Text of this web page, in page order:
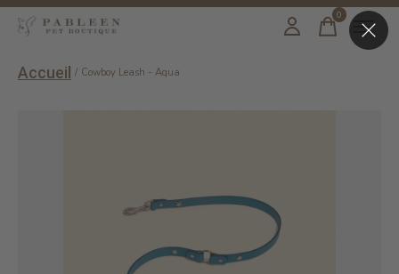
0items
Accueil / Cowboy Leash - Aqua